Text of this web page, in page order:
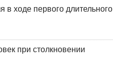
ходе первого длительного
при столкновении